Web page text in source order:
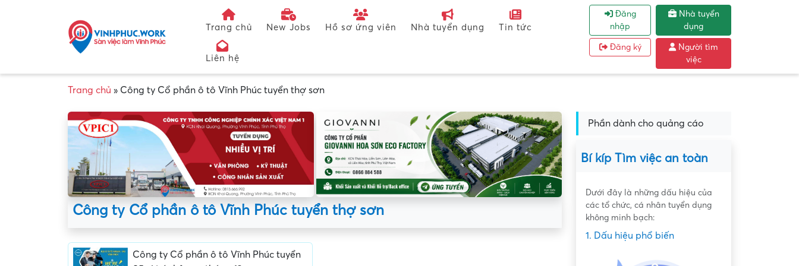
Trang chủ New Jobs Hồ sơ ứng viên Nhà tuyển dụng Tin tức
Liên hệ
Đăng
nhập
Đăng ký
Nhà tuyển
dụng
Người tìm
việc
Trang chủ » Công ty Cổ phần ô tô Vĩnh Phúc tuyển thợ sơn
Công ty Cổ phần ô tô Vĩnh Phúc tuyển thợ sơn
Công ty Cổ phần ô tô Vĩnh Phúc tuyển
Phần dành cho quảng cáo
Bí kíp Tìm việc an toàn
Dưới đây là những dấu hiệu của
các tổ chức, cá nhân tuyển dụng
không minh bạch:
1. Dấu hiệu phổ biến